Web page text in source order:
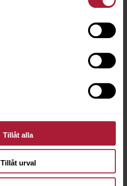
Tillåt alla
Tillåt urval